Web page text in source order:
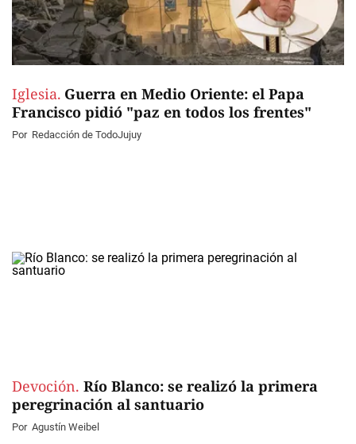
Iglesia. Guerra en Medio Oriente: el Papa
Francisco pidió "paz en todos los frentes"
Por Redacción de TodoJujuy
Devoción. Río Blanco: se realizó la primera
peregrinación al santuario
Por Agustín Weibel